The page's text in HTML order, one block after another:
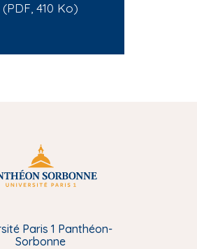
(PDF, 410 Ko)
Paris 1 Panthéon-
Sorbonne